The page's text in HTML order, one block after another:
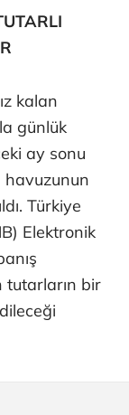
kalan
günlük
ay sonu
Türkiye
Elektronik
tutarların bir